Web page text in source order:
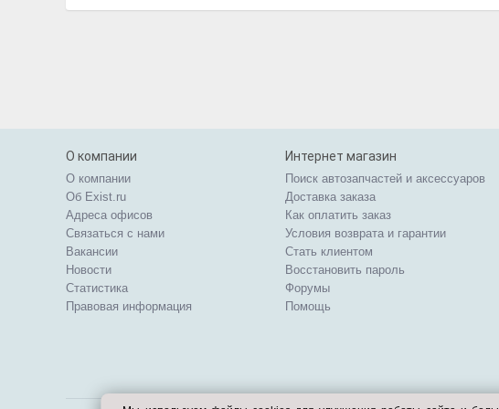
О компании
О компании
Об Exist.ru
Адреса офисов
Связаться с нами
Вакансии
Новости
Статистика
Правовая информация
Интернет магазин
Поиск автозапчастей и аксессуаров
Доставка заказа
Как оплатить заказ
Условия возврата и гарантии
Стать клиентом
Восстановить пароль
Форумы
Помощь